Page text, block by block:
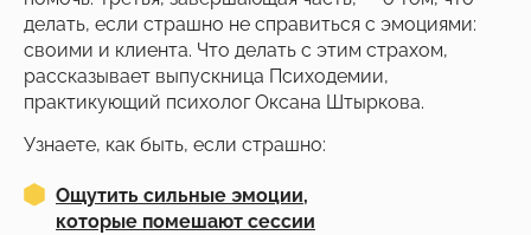
делать, если страшно не справиться с эмоциями:
своими и клиента. Что делать с этим страхом,
рассказывает выпускница Психодемии,
практикующий психолог Оксана Штыркова.
Узнаете, как быть, если страшно:
Ощутить сильные эмоции,
которые помешают сессии